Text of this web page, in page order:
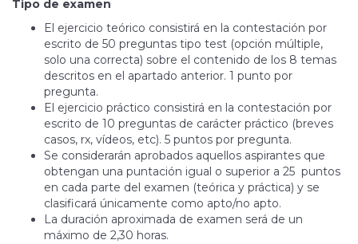
Tipo de examen
El ejercicio teórico consistirá en la contestación por
escrito de 50 preguntas tipo test (opción múltiple,
solo una correcta) sobre el contenido de los 8 temas
descritos en el apartado anterior. 1 punto por
pregunta.
El ejercicio práctico consistirá en la contestación por
escrito de 10 preguntas de carácter práctico (breves
casos, rx, vídeos, etc). 5 puntos por pregunta.
Se considerarán aprobados aquellos aspirantes que
obtengan una puntación igual o superior a 25 puntos
en cada parte del examen (teórica y práctica) y se
clasificará únicamente como apto/no apto.
La duración aproximada de examen será de un
máximo de 2,30 horas.